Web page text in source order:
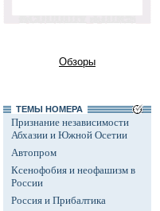
Обзоры
ТЕМЫ НОМЕРА
Признание независимости
Абхазии и Южной Осетии
Автопром
Ксенофобия и неофашизм в
России
Россия и Прибалтика